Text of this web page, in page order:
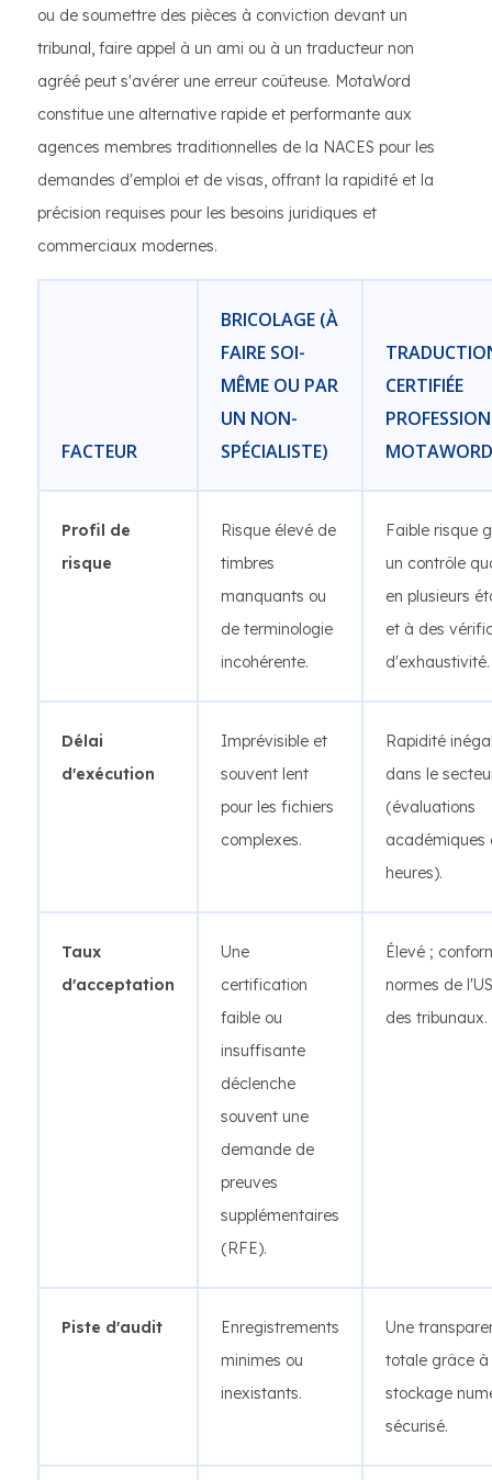
ou de soumettre des pièces à conviction devant un
tribunal, faire appel à un ami ou à un traducteur non
agréé peut s'avérer une erreur coûteuse. MotaWord
constitue une alternative rapide et performante aux
agences membres traditionnelles de la NACES pour les
demandes d'emploi et de visas, offrant la rapidité et la
précision requises pour les besoins juridiques et
commerciaux modernes.
FACTEUR
BRICOLAGE (À
FAIRE SOI-
MÊME OU PAR
UN NON-
SPÉCIALISTE)
CERTIFIÉE
MOTAWORD
Profil de
risque
Risque élevé de
timbres
manquants ou
de terminologie
incohérente.
Faible risque
un contrôle
en plusieurs
et à des
d'exhaustivité.
Délai
d'exécution
Imprévisible et
souvent lent
pour les fichiers
complexes.
Rapidité
dans le
(évaluations
académiques
heures).
Taux
d'acceptation
Une
certification
faible ou
insuffisante
déclenche
souvent une
demande de
preuves
supplémentaires
(RFE).
Élevé ;
normes de
des tribunaux.
Piste d'audit
Enregistrements
minimes ou
inexistants.
Une
totale grâce à
stockage
sécurisé.